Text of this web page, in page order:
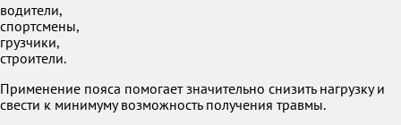
водители,
спортсмены,
грузчики,
строители.
Применение пояса помогает значительно снизить нагрузку и
свести к минимуму возможность получения травмы.